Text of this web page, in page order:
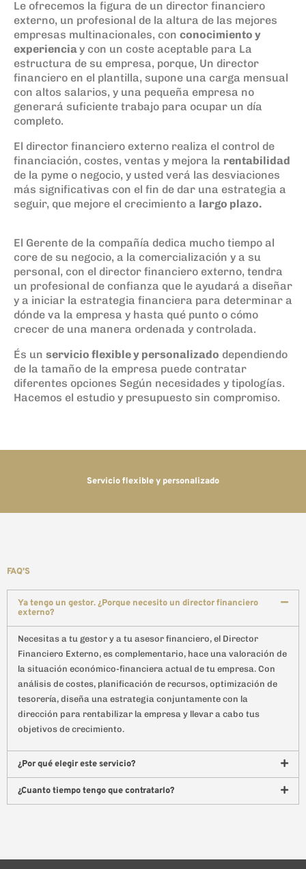
Le ofrecemos la figura de un director financiero
externo, un profesional de la altura de las mejores
empresas multinacionales, con conocimiento y
experienciay con un coste aceptable para La
estructura de su empresa, porque, Un director
financiero en el plantilla, supone una carga mensual
con altos salarios, y una pequeña empresa no
generará suficiente trabajo para ocupar un día
completo.
El director financiero externo realiza el control de
financiación, costes, ventas y mejora la rentabilidad
de la pyme o negocio, y usted verá las desviaciones
más significativas con el fin de dar una estrategia a
seguir, que mejore el crecimiento a largo plazo.
El Gerente de la compañía dedica mucho tiempo al
core de su negocio, a la comercialización y a su
personal, con el director financiero externo, tendra
un profesional de confianza que le ayudará a diseñar
y a iniciar la estrategia financiera para determinar a
dónde va la empresa y hasta qué punto o cómo
crecer de una manera ordenada y controlada.
És un servicio flexible y personalizado dependiendo
de la tamaño de la empresa puede contratar
diferentes opciones Según necesidades y tipologías.
Hacemos el estudio y presupuesto sin compromiso.
Servicio flexible y personalizado
FAQ'S
Ya tengo un gestor. ¿Porque necesito un director financiero
externo?
Necesitas a tu gestor y a tu asesor financiero, el Director
Financiero Externo, es complementario, hace una valoración de
la situación económico-financiera actual de tu empresa. Con
análisis de costes, planificación de recursos, optimización de
tesorería, diseña una estrategia conjuntamente con la
dirección para rentabilizar la empresa y llevar a cabo tus
objetivos de crecimiento.
¿Por qué elegir este servicio?
¿Cuanto tiempo tengo que contratarlo?